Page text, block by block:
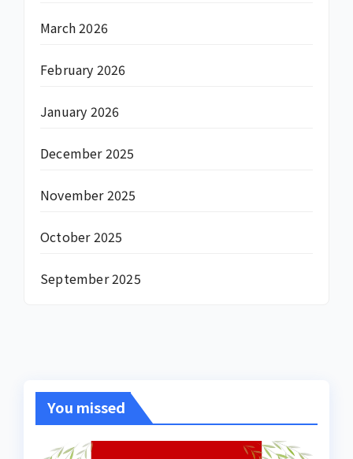
March 2026
February 2026
January 2026
December 2025
November 2025
October 2025
September 2025
You missed